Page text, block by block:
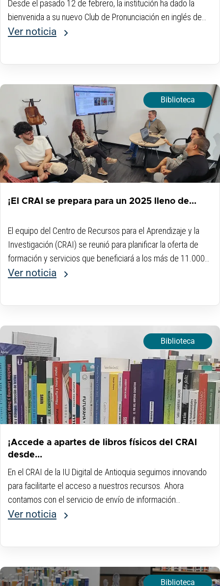
Desde el pasado 12 de febrero, la institución ha dado la
bienvenida a su nuevo Club de Pronunciación en inglés de
forma presencial. Este espacio se suma a la oferta...
Ver noticia
Biblioteca
¡El CRAI se prepara para un 2025 lleno de...
El equipo del Centro de Recursos para el Aprendizaje y la
Investigación (CRAI) se reunió para planificar la oferta de
formación y servicios que beneficiará a los más de 11.000
estudiantes de la Institución Universitaria Digital de Antioquia
Ver noticia
Biblioteca
¡Accede a apartes de libros físicos del CRAI
desde...
En el CRAI de la IU Digital de Antioquia seguimos innovando
para facilitarte el acceso a nuestros recursos. Ahora
contamos con el servicio de envío de información
escaneada de apartes de libros físicos, pensado
Ver noticia
Biblioteca